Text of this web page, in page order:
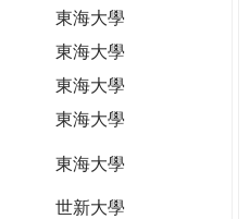
東海大學
東海大學
東海大學
東海大學
東海大學
世新大學